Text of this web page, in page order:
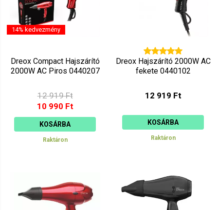
14% kedvezmény
Dreox Compact Hajszárító
2000W AC Piros 0440207
12 919 Ft
10 990 Ft
KOSÁRBA
Raktáron
Dreox Hajszárító 2000W AC
fekete 0440102
12 919 Ft
KOSÁRBA
Raktáron